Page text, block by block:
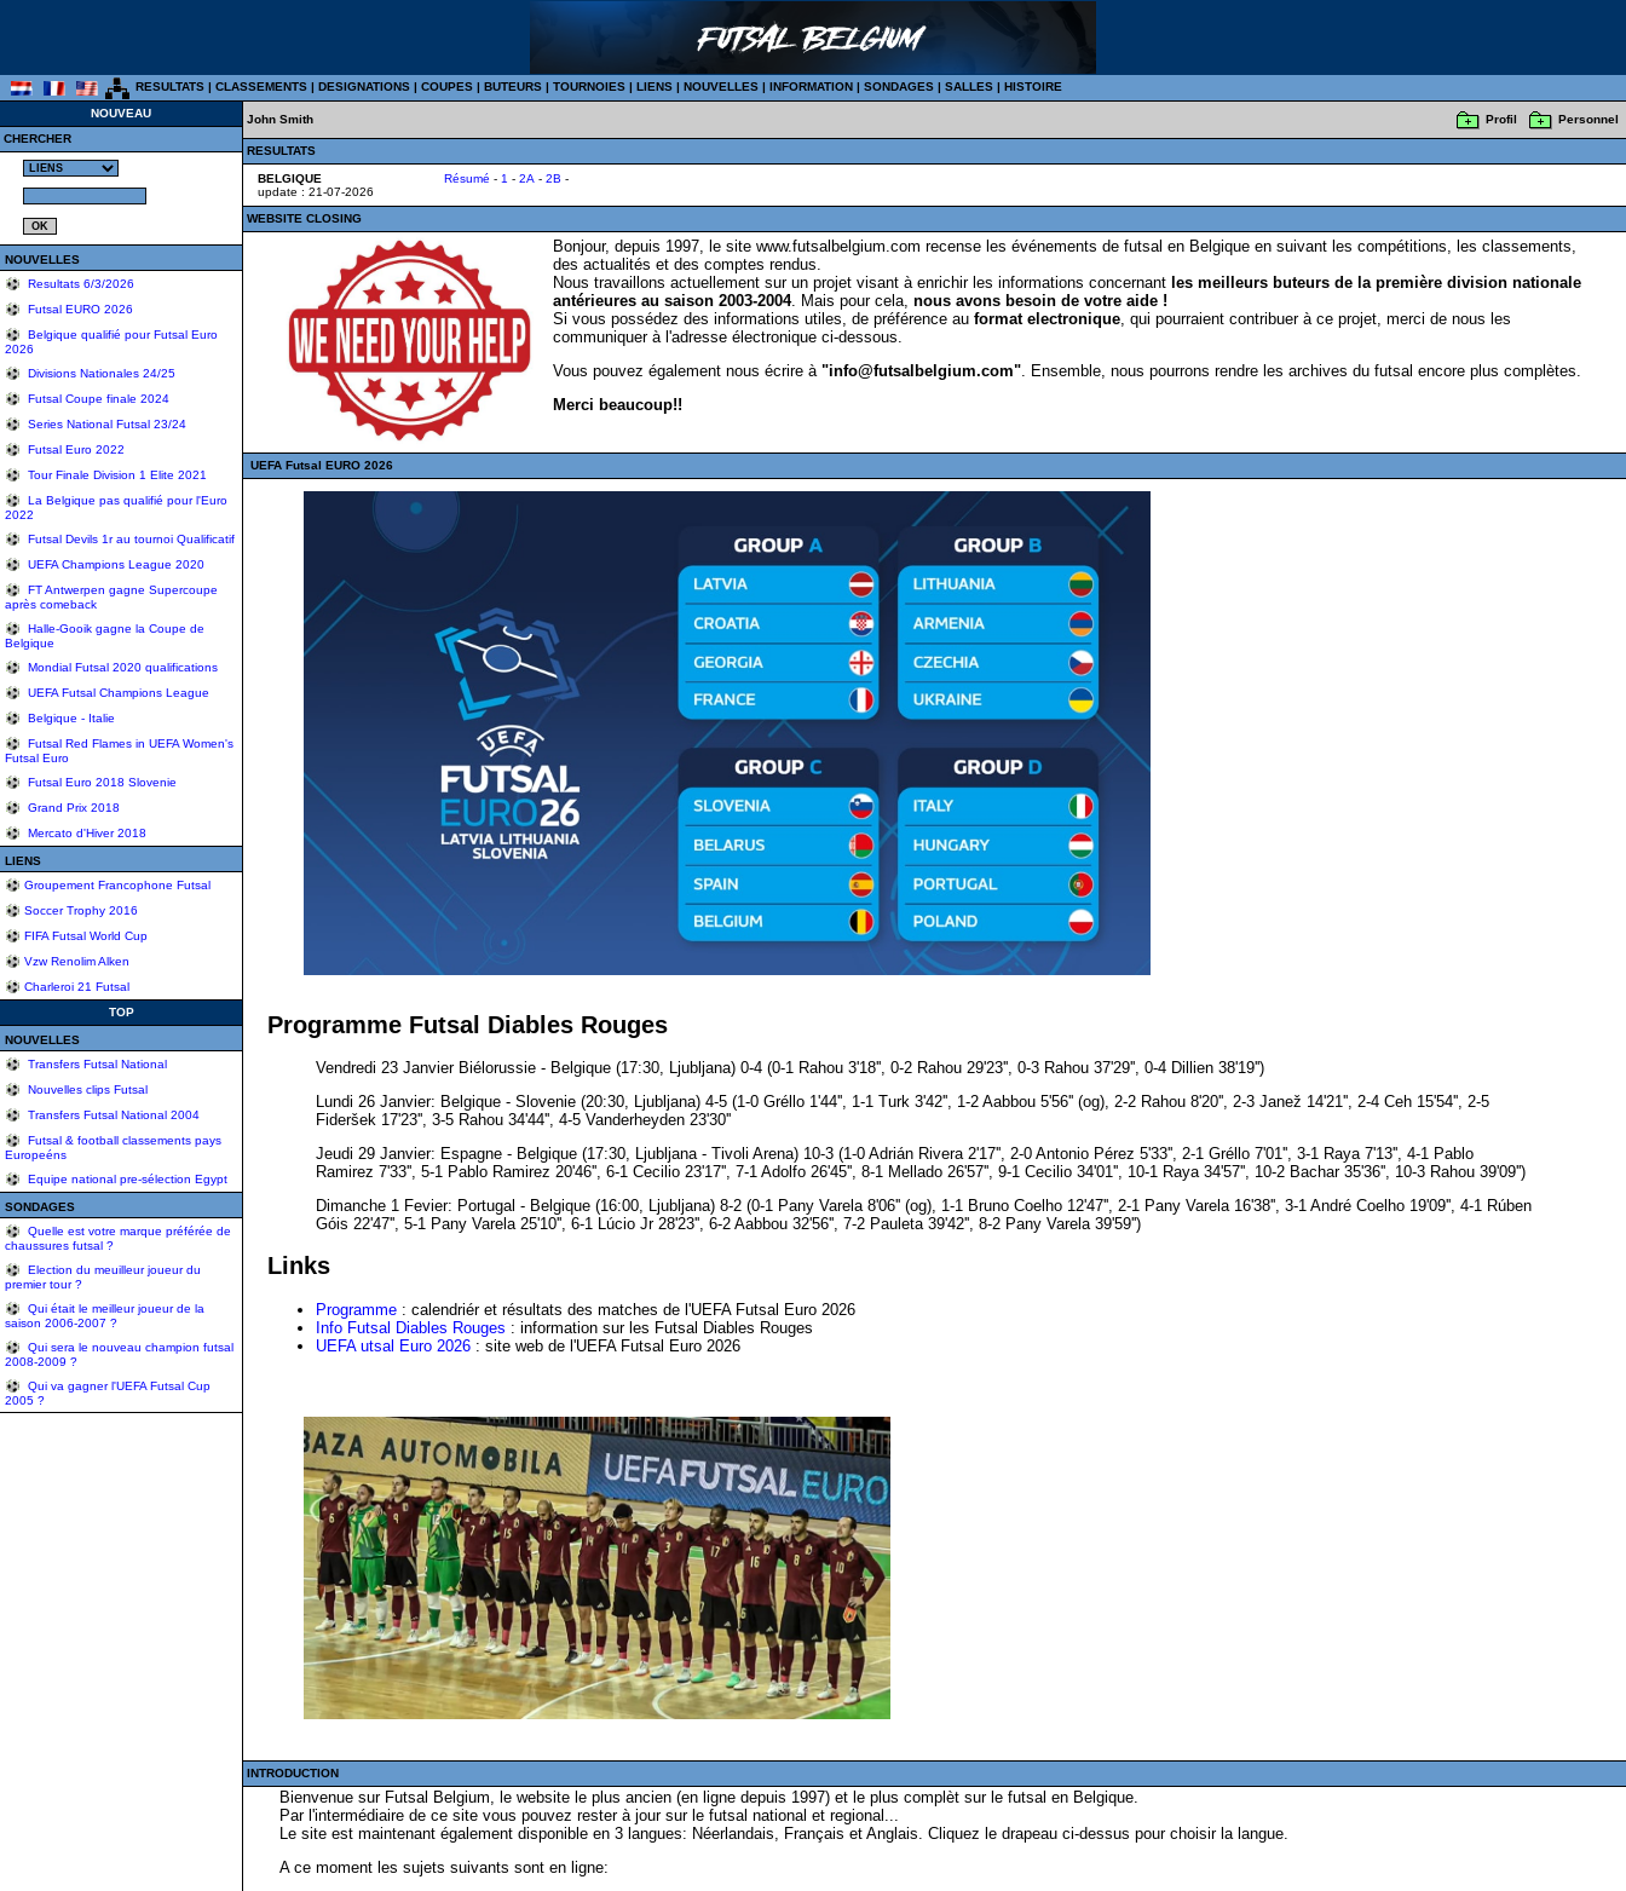
RESULTATS | CLASSEMENTS | DESIGNATIONS | COUPES | BUTEURS | TOURNOIES | LIENS | NOUVELLES | INFORMATION | SONDAGES | SALLES | HISTOIRE
NOUVEAU
CHERCHER
NOUVELLES
Resultats 6/3/2026
Futsal EURO 2026
Belgique qualifié pour Futsal Euro
2026
Divisions Nationales 24/25
Futsal Coupe finale 2024
Series National Futsal 23/24
Futsal Euro 2022
Tour Finale Division 1 Elite 2021
La Belgique pas qualifié pour l'Euro
2022
Futsal Devils 1r au tournoi Qualificatif
UEFA Champions League 2020
FT Antwerpen gagne Supercoupe
après comeback
Halle-Gooik gagne la Coupe de
Belgique
Mondial Futsal 2020 qualifications
UEFA Futsal Champions League
Belgique - Italie
Futsal Red Flames in UEFA Women's
Futsal Euro
Futsal Euro 2018 Slovenie
Grand Prix 2018
Mercato d'Hiver 2018
LIENS
Groupement Francophone Futsal
Soccer Trophy 2016
FIFA Futsal World Cup
Vzw Renolim Alken
Charleroi 21 Futsal
TOP
NOUVELLES
Transfers Futsal National
Nouvelles clips Futsal
Transfers Futsal National 2004
Futsal & football classements pays
Europeéns
Equipe national pre-sélection Egypt
SONDAGES
Quelle est votre marque préférée de
chaussures futsal ?
Election du meuilleur joueur du
premier tour ?
Qui était le meilleur joueur de la
saison 2006-2007 ?
Qui sera le nouveau champion futsal
2008-2009 ?
Qui va gagner l'UEFA Futsal Cup
2005 ?
John Smith Profil Personnel
RESULTATS
BELGIQUE
update : 21-07-2026
Résumé - 1 - 2A - 2B -
WEBSITE CLOSING
Bonjour, depuis 1997, le site www.futsalbelgium.com recense les événements de futsal en Belgique en suivant les compétitions, les classements,
des actualités et des comptes rendus.
Nous travaillons actuellement sur un projet visant à enrichir les informations concernant les meilleurs buteurs de la première division nationale
antérieures au saison 2003-2004. Mais pour cela, nous avons besoin de votre aide !
Si vous possédez des informations utiles, de préférence au format electronique, qui pourraient contribuer à ce projet, merci de nous les
communiquer à l'adresse électronique ci-dessous.
Vous pouvez également nous écrire à "info@futsalbelgium.com". Ensemble, nous pourrons rendre les archives du futsal encore plus complètes.
Merci beaucoup!!
UEFA Futsal EURO 2026
Programme Futsal Diables Rouges
Vendredi 23 Janvier Biélorussie - Belgique (17:30, Ljubljana) 0-4 (0-1 Rahou 3'18'', 0-2 Rahou 29'23'', 0-3 Rahou 37'29'', 0-4 Dillien 38'19'')
Lundi 26 Janvier: Belgique - Slovenie (20:30, Ljubljana) 4-5 (1-0 Gréllo 1'44'', 1-1 Turk 3'42'', 1-2 Aabbou 5'56'' (og), 2-2 Rahou 8'20'', 2-3 Janež 14'21'', 2-4 Ceh 15'54'', 2-5
Fideršek 17'23'', 3-5 Rahou 34'44'', 4-5 Vanderheyden 23'30''
Jeudi 29 Janvier: Espagne - Belgique (17:30, Ljubljana - Tivoli Arena) 10-3 (1-0 Adrián Rivera 2'17'', 2-0 Antonio Pérez 5'33'', 2-1 Gréllo 7'01'', 3-1 Raya 7'13'', 4-1 Pablo
Ramirez 7'33'', 5-1 Pablo Ramirez 20'46'', 6-1 Cecilio 23'17'', 7-1 Adolfo 26'45'', 8-1 Mellado 26'57'', 9-1 Cecilio 34'01'', 10-1 Raya 34'57'', 10-2 Bachar 35'36'', 10-3 Rahou 39'09'')
Dimanche 1 Fevier: Portugal - Belgique (16:00, Ljubljana) 8-2 (0-1 Pany Varela 8'06'' (og), 1-1 Bruno Coelho 12'47'', 2-1 Pany Varela 16'38'', 3-1 André Coelho 19'09'', 4-1 Rúben
Góis 22'47'', 5-1 Pany Varela 25'10'', 6-1 Lúcio Jr 28'23'', 6-2 Aabbou 32'56'', 7-2 Pauleta 39'42'', 8-2 Pany Varela 39'59'')
Links
Programme : calendriér et résultats des matches de l'UEFA Futsal Euro 2026
Info Futsal Diables Rouges : information sur les Futsal Diables Rouges
UEFA utsal Euro 2026 : site web de l'UEFA Futsal Euro 2026
INTRODUCTION
Bienvenue sur Futsal Belgium, le website le plus ancien (en ligne depuis 1997) et le plus complèt sur le futsal en Belgique.
Par l'intermédiaire de ce site vous pouvez rester à jour sur le futsal national et regional...
Le site est maintenant également disponible en 3 langues: Néerlandais, Français et Anglais. Cliquez le drapeau ci-dessus pour choisir la langue.
A ce moment les sujets suivants sont en ligne: